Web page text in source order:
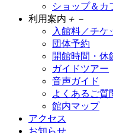
ショップ＆カ
利用案内 ＋ －
入館料／チケ
団体予約
開館時間・休
ガイドツアー
音声ガイド
よくあるご質
館内マップ
アクセス